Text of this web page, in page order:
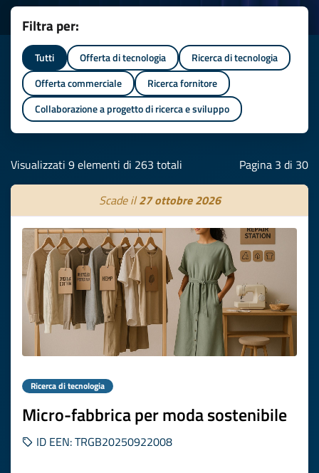
Filtra per:
Tutti Offerta di tecnologia
Ricerca di tecnologia
Offerta commerciale
Ricerca fornitore
Collaborazione a progetto di ricerca e sviluppo
Visualizzati 9 elementi di 263 totali Pagina 3 di 30
Scade il27 ottobre 2026
Ricerca di tecnologia
Micro-fabbrica per moda sostenibile
ID EEN: TRGB20250922008